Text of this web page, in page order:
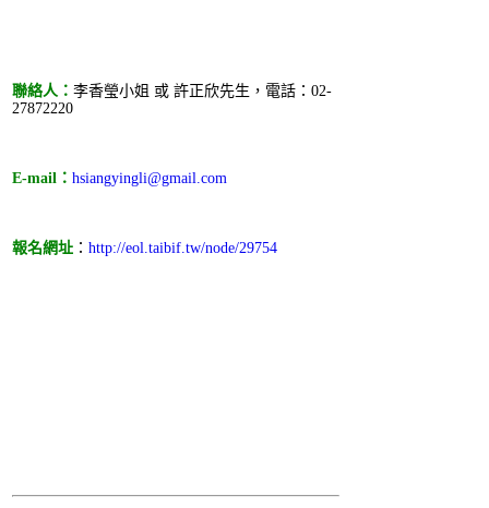
聯絡人： 李香瑩小姐 或 許正欣先生，電話：02-
27872220
E-mail： hsiangyingli@gmail.com
報名網址 ： http://eol.taibif.tw/node/29754